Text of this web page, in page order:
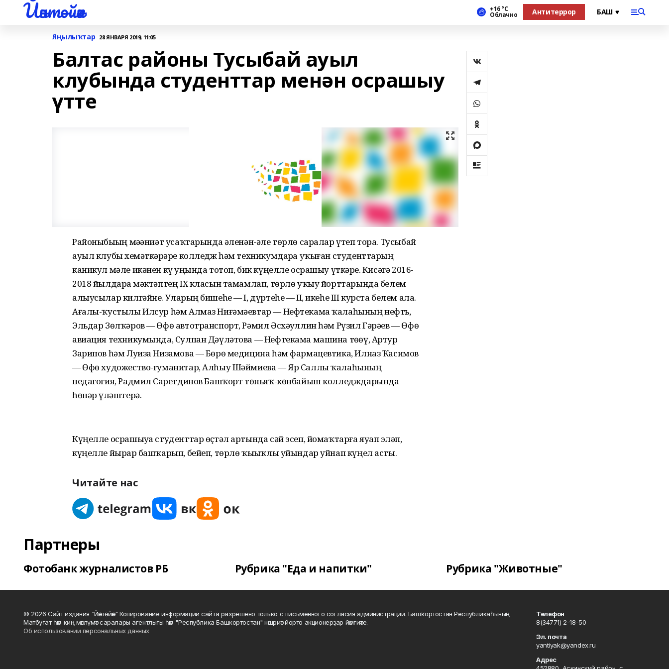
Йәнтөйәк +16 °С
Облачно Антитеррор
Яңылыҡтар 28 ЯНВАРЯ 2019, 11:05
Балтас районы Тусыбай ауыл
клубында студенттар менән осрашыу
үтте
Районыбыҙҙың мәҙәниәт усаҡтарында әленән-әле төрлө саралар үтеп тора. Тусыбай
ауыл клубы хеҙмәткәрҙәре колледж һәм техникумдарҙа уҡыған студенттарҙың
каникул мәле икәнен күҙ уңында тотоп, бик күңелле осрашыу үткәрҙе. Кисәгә 2016-
2018 йылдарҙа мәктәптең IX класын тамамлап, төрлө уҡыу йорттарында белем
алыусылар килгәйне. Уларҙың бишеһе — I, дүртеһе — II, икеһе III курста белем ала.
Ағалы-ҡустылы Илсур һәм Алмаз Ниғәмәевтар — Нефтекама ҡалаһының нефть,
Эльдар Зөлҡәров — Өфө автотранспорт, Рәмил Әсхәҙуллин һәм Рүзил Гәрәев — Өфө
авиация техникумында, Сулпан Дәүләтова — Нефтекама машина төҙөү, Артур
Зарипов һәм Луиза Низамова — Бөрө медицина һәм фармацевтика, Илназ Ҡасимов
— Өфө художество-гуманитар, Алһыу Шәймиева — Яр Саллы ҡалаһының
педагогия, Радмил Саҙретдинов Башҡорт төньяҡ-көнбайыш колледждарында
һөнәр үҙләштерә.
Күңелле осрашыуҙа студенттар өҫтәл артында сәй эсеп, йомаҡтарға яуап эҙләп,
күңелле йырҙар башҡарып, бейеп, төрлө ҡыҙыҡлы уйындар уйнап күңел асты.
Читайте нас
Партнеры
Фотобанк журналистов РБ Рубрика "Еда и напитки" Рубрика "Животные"
© 2026 Сайт издания "Йәнтөйәк" Копирование информации сайта разрешено только с письменного согласия администрации. Башҡортостан Республикаһының
Матбуғат һәм киң мәғлүмәт саралары агентлығы һәм "Республика Башкортостан" нәшриәт йорто акционерҙар йәмғиәте.
Об использовании персональных данных
Телефон
8(34771) 2-18-50
Эл. почта
yantiyak@yandex.ru
Адрес